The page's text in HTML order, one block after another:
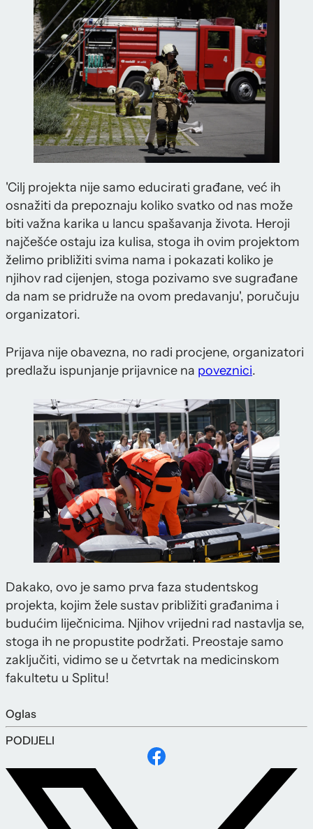
'Cilj projekta nije samo educirati građane, već ih
osnažiti da prepoznaju koliko svatko od nas može
biti važna karika u lancu spašavanja života. Heroji
najčešće ostaju iza kulisa, stoga ih ovim projektom
želimo približiti svima nama i pokazati koliko je
njihov rad cijenjen, stoga pozivamo sve sugrađane
da nam se pridruže na ovom predavanju', poručuju
organizatori.
Prijava nije obavezna, no radi procjene, organizatori
predlažu ispunjanje prijavnice na poveznici.
Dakako, ovo je samo prva faza studentskog
projekta, kojim žele sustav približiti građanima i
budućim liječnicima. Njihov vrijedni rad nastavlja se,
stoga ih ne propustite podržati. Preostaje samo
zaključiti, vidimo se u četvrtak na medicinskom
fakultetu u Splitu!
Oglas
PODIJELI